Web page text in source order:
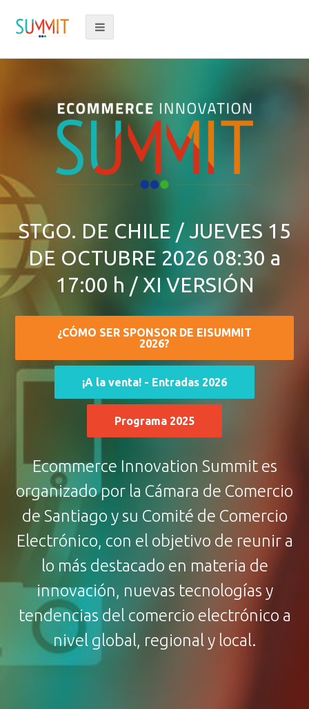
STGO. DE CHILE / JUEVES 15
DE OCTUBRE 2026 08:30 a
17:00 h / XI VERSIÓN
¿CÓMO SER SPONSOR DE EISUMMIT
2026?
¡A la venta! - Entradas 2026
Programa 2025
Ecommerce Innovation Summit es
organizado por la Cámara de Comercio
de Santiago y su Comité de Comercio
Electrónico, con el objetivo de reunir a
lo más destacado en materia de
innovación, nuevas tecnologías y
tendencias del comercio electrónico a
nivel global, regional y local.